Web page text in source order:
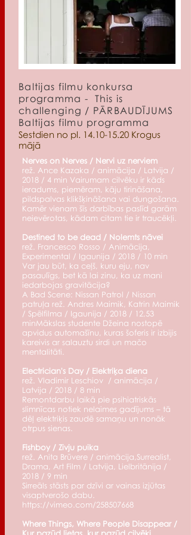
Baltijas filmu konkursa
programma - This is
challenging / PĀRBAUDĪJUMS
Baltijas filmu programma
Sestdien no pl. 14.10-15.20 Krogus
mājā
Nerves on Nerves / Nervi uz nerviem
rež. Ance Kazaka / animācija / Latvija /
2018 / 4 min Vairumam cilvēku ir kāds
ieradums, piemēram, kāju tirināšana,
pildspalvas klikšķināšana vai dungošana.
Kamēr vienam šīs darbības paslīd garām
neievērotas, kādam citam tie ir traucēkļi.
Destined to be dead / Nolemts nāvei
rež. Francesco Rosso / Animācija,
Experimental / Igaunija / 2018 / 10 min
Var jau būt, ka ceļš, kuru eju, nav
pasaulīgs, bet kā lai zinu, ka uz mani
iedarbojas gravitācija?
A Bad Scene: Nissan Patrol / Nissan
patruļa rež. Andres Maimik, Katrin Maimik
/ Spēlfilma / Igaunija / 2018 / 12,53
minMākslas studente Džeina nostopē
apvidus automašīnu, kuras šoferis ir izbijis
kareivis ar salauztu sirdi un mačo
mentalitāti.
Electrician's Day / Elektriķa diena
rež. Vladimir Leschiov / animācija /
Latvija / 2018 / 8 min
Remontdarbu laikā pie psihiatriskās
slimnīcas notiek nelaimes gadījums – tā
dēļ elektriķis zaudē samaņu un nonāk
otrpus sienas.
Fishboy / Zivju puika
rež. Anita Brūvere / animācija,Surrealist,
Drama, Art Film / Latvija, Lielbritānija /
2018 / 9 min
Sirreāls stāsts par dzīvi ar vainas izjūtas
visaptverošo dabu.
https://vimeo.com/258507668
Where Things, Where People Disappear /